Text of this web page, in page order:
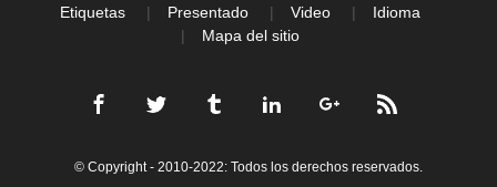
Etiquetas Presentado Video
Idioma
Mapa del sitio
© Copyright - 2010-2022: Todos los derechos reservados.